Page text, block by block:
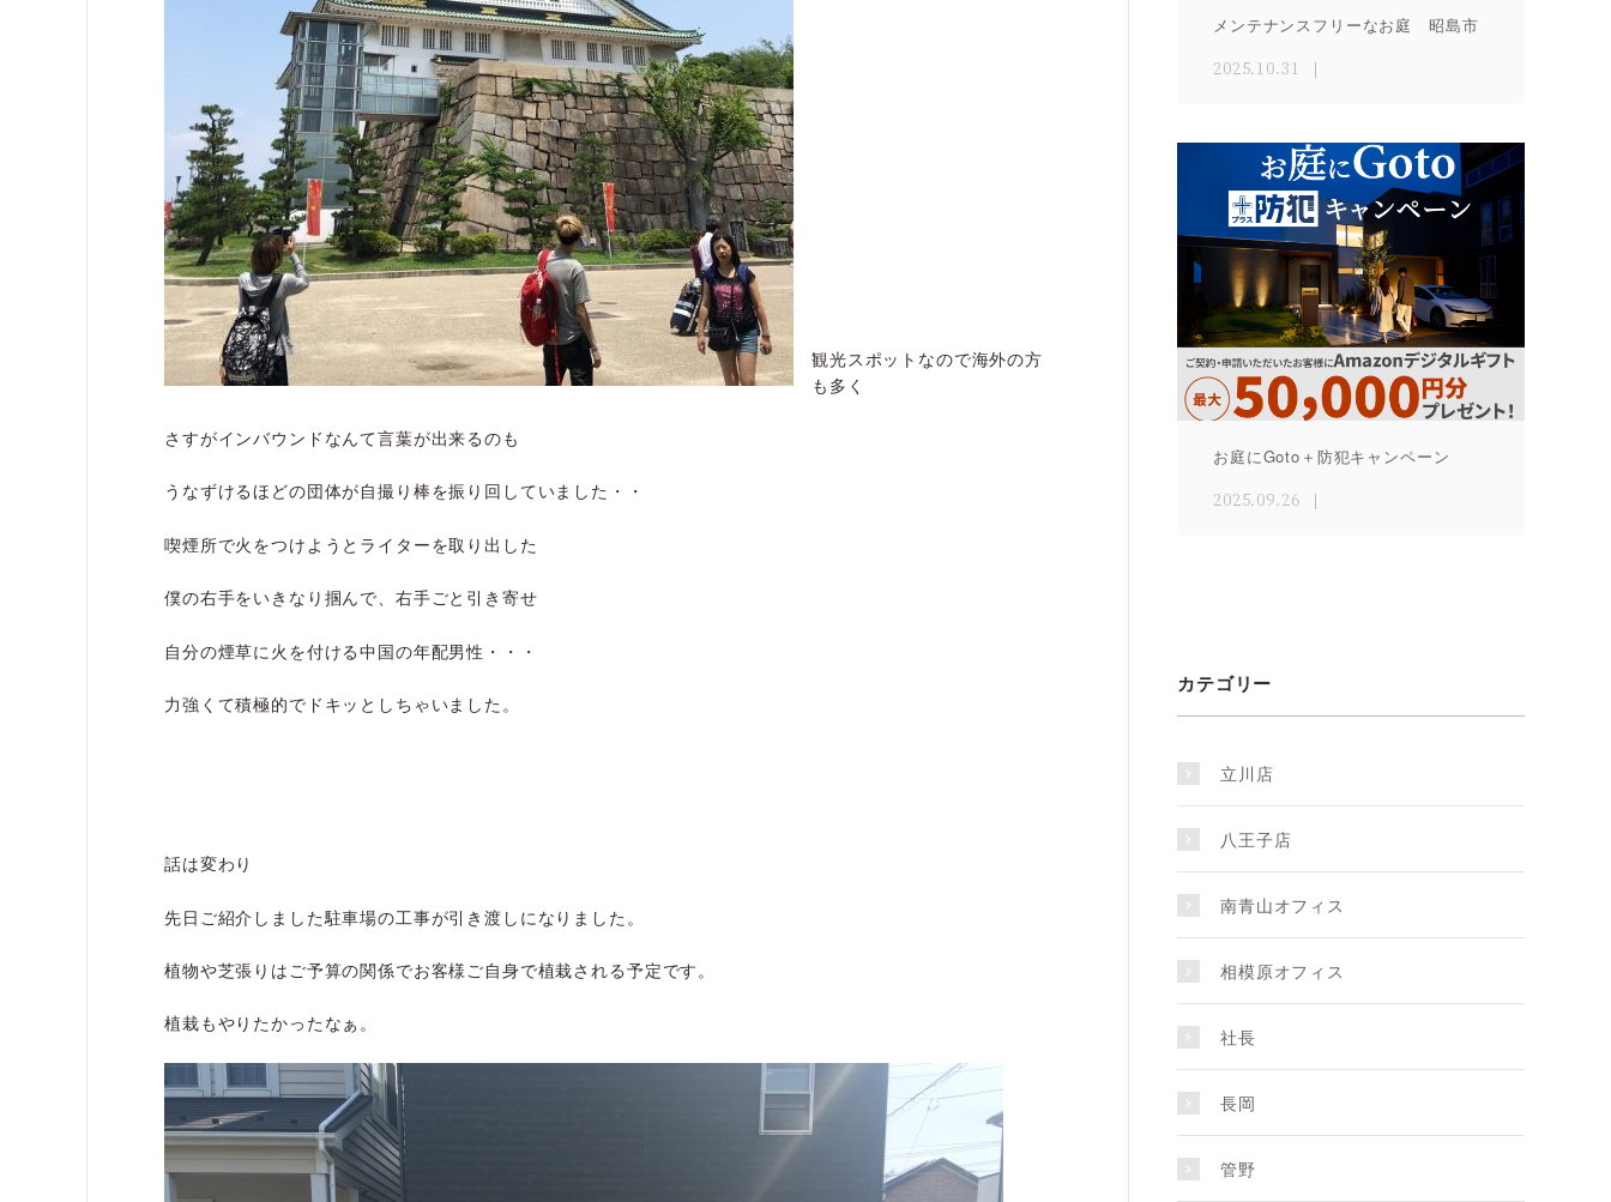
観光スポットなので海外の方
も多く
さすがインバウンドなんて言葉が出来るのも
うなずけるほどの団体が自撮り棒を振り回していました・・
喫煙所で火をつけようとライターを取り出した
僕の右手をいきなり掴んで、右手ごと引き寄せ
自分の煙草に火を付ける中国の年配男性・・・
力強くて積極的でドキッとしちゃいました。
話は変わり
先日ご紹介しました駐車場の工事が引き渡しになりました。
植物や芝張りはご予算の関係でお客様ご自身で植栽される予定です。
植栽もやりたかったなぁ。
メンテナンスフリーなお庭 昭島市
2025.10.31
お庭にGoto＋防犯キャンペーン
2025.09.26
カテゴリー
立川店
八王子店
南青山オフィス
相模原オフィス
社長
長岡
管野